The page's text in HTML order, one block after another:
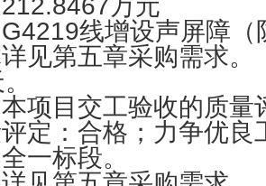
万元
线增设声屏障（
见第五章采购需求。
项目交工验收的质量
定：合格；力争优良
一标段。